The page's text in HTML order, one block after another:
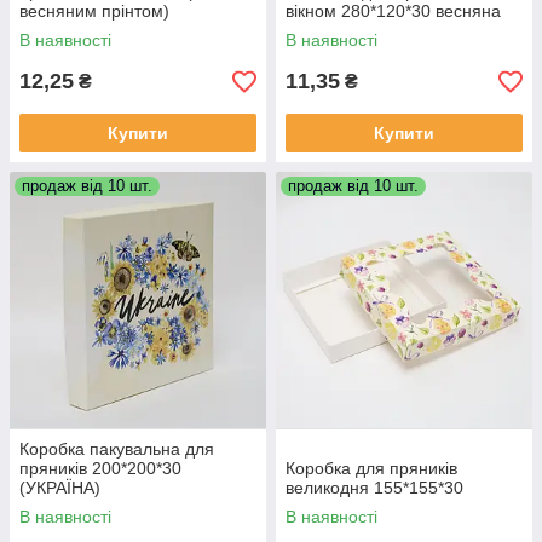
весняним прінтом)
В наявності
12,25 ₴
Купити
вікном 280*120*30 весняна
В наявності
11,35 ₴
Купити
продаж від 10 шт.
Коробка пакувальна для
пряників 200*200*30
(УКРАЇНА)
В наявності
продаж від 10 шт.
Коробка для пряників
великодня 155*155*30
В наявності